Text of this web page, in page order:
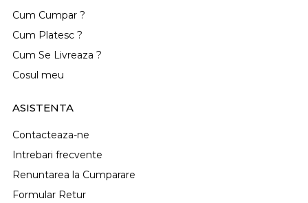
Cum Cumpar ?
Cum Platesc ?
Cum Se Livreaza ?
Cosul meu
ASISTENTA
Contacteaza-ne
Intrebari frecvente
Renuntarea la Cumparare
Formular Retur